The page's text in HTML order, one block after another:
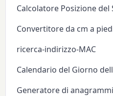
Calcolatore Posizione del
Convertitore da cm a
ricerca-indirizzo-MAC
Calendario del Giorno
Generatore di anagrammi